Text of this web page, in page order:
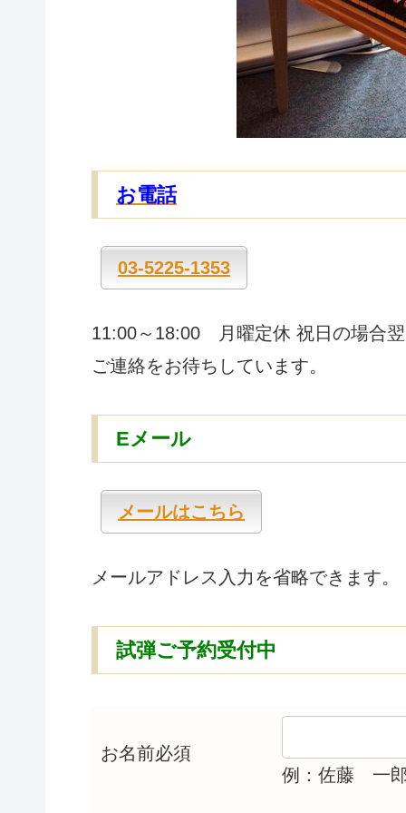
お電話
03-5225-1353
11:00～18:00 月曜定休 祝日の場合
ご連絡をお待ちしています。
Eメール
メールはこちら
メールアドレス入力を省略できます。
試弾ご予約受付中
お名前必須
例：佐藤 一